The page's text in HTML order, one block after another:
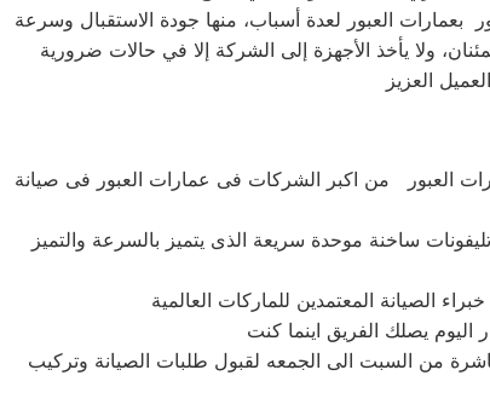
في عمارات العبور بعمارات العبور لعدة أسباب، منها جودة الاستقبال وسرعة
ولا يأخذ الأجهزة إلى الشركة إلا في حالات ضرورية
العبور من اكبر الشركات فى عمارات العبور فى صيانة
ساخنة موحدة سريعة الذى يتميز بالسرعة والتميز
من السبت الى الجمعه لقبول طلبات الصيانة وتركيب